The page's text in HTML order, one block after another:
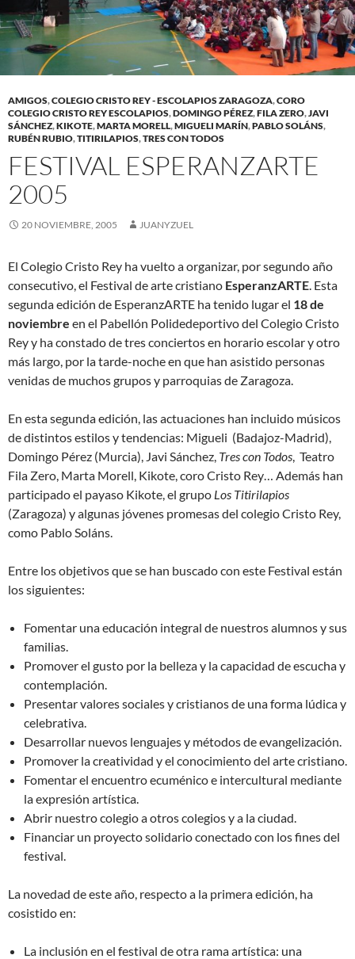
AMIGOS,COLEGIO CRISTO REY - ESCOLAPIOS ZARAGOZA,CORO
COLEGIO CRISTO REY ESCOLAPIOS,DOMINGO PÉREZ,FILA ZERO,JAVI
SÁNCHEZ,KIKOTE,MARTA MORELL,MIGUELI MARÍN,PABLO SOLÁNS,
RUBÉN RUBIO,TITIRILAPIOS,TRES CON TODOS
FESTIVAL ESPERANZARTE
2005
20 NOVIEMBRE, 2005 JUANYZUEL
El Colegio Cristo Rey ha vuelto a organizar, por segundo año
consecutivo, el Festival de arte cristiano EsperanzARTE . Esta
segunda edición de EsperanzARTE ha tenido lugar el 18 de
noviembre en el Pabellón Polidedeportivo del Colegio Cristo
Rey y ha constado de tres conciertos en horario escolar y otro
más largo, por la tarde-noche en que han asistido personas
venidas de muchos grupos y parroquias de Zaragoza.
En esta segunda edición, las actuaciones han incluido músicos
de distintos estilos y tendencias: Migueli (Badajoz-Madrid),
Domingo Pérez (Murcia), Javi Sánchez, Tres con Todos , Teatro
Fila Zero, Marta Morell, Kikote, coro Cristo Rey… Además han
participado el payaso Kikote, el grupo Los Titirilapios
(Zaragoza) y algunas jóvenes promesas del colegio Cristo Rey,
como Pablo Soláns.
Entre los objetivos que se han buscado con este Festival están
los siguientes:
Fomentar una educación integral de nuestros alumnos y sus
familias.
Promover el gusto por la belleza y la capacidad de escucha y
contemplación.
Presentar valores sociales y cristianos de una forma lúdica y
celebrativa.
Desarrollar nuevos lenguajes y métodos de evangelización.
Promover la creatividad y el conocimiento del arte cristiano.
Fomentar el encuentro ecuménico e intercultural mediante
la expresión artística.
Abrir nuestro colegio a otros colegios y a la ciudad.
Financiar un proyecto solidario conectado con los fines del
festival.
La novedad de este año, respecto a la primera edición, ha
cosistido en:
La inclusión en el festival de otra rama artística: una